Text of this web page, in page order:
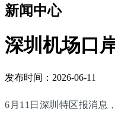
新闻中心
深圳机场口
发布时间：2026-06-11
6月11日深圳特区报消息